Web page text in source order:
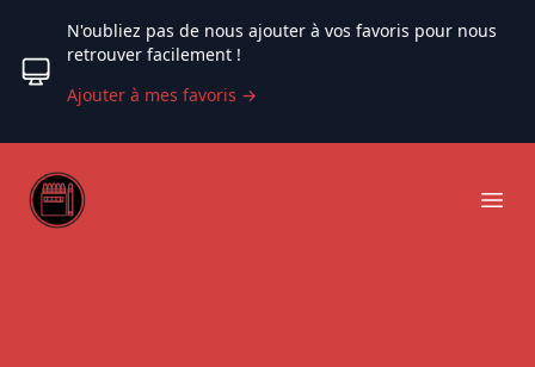
N'oubliez pas de nous ajouter à vos favoris pour nous
retrouver facilement !
Ajouter à mes favoris →
Web coloriage